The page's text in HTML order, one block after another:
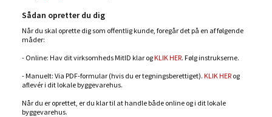
Sådan opretter du dig
Når du skal oprette dig som offentlig kunde, foregår det på en af følgende
måder:
- Online: Hav dit virksomheds MitID klar ogKLIK HER. Følg instrukserne.
- Manuelt: Via PDF-formular (hvis du er tegningsberettiget). KLIK HER og
aflevér i dit lokale byggevarehus.
Når du er oprettet, er du klar til at handle både online og i dit lokale
byggevarehus.